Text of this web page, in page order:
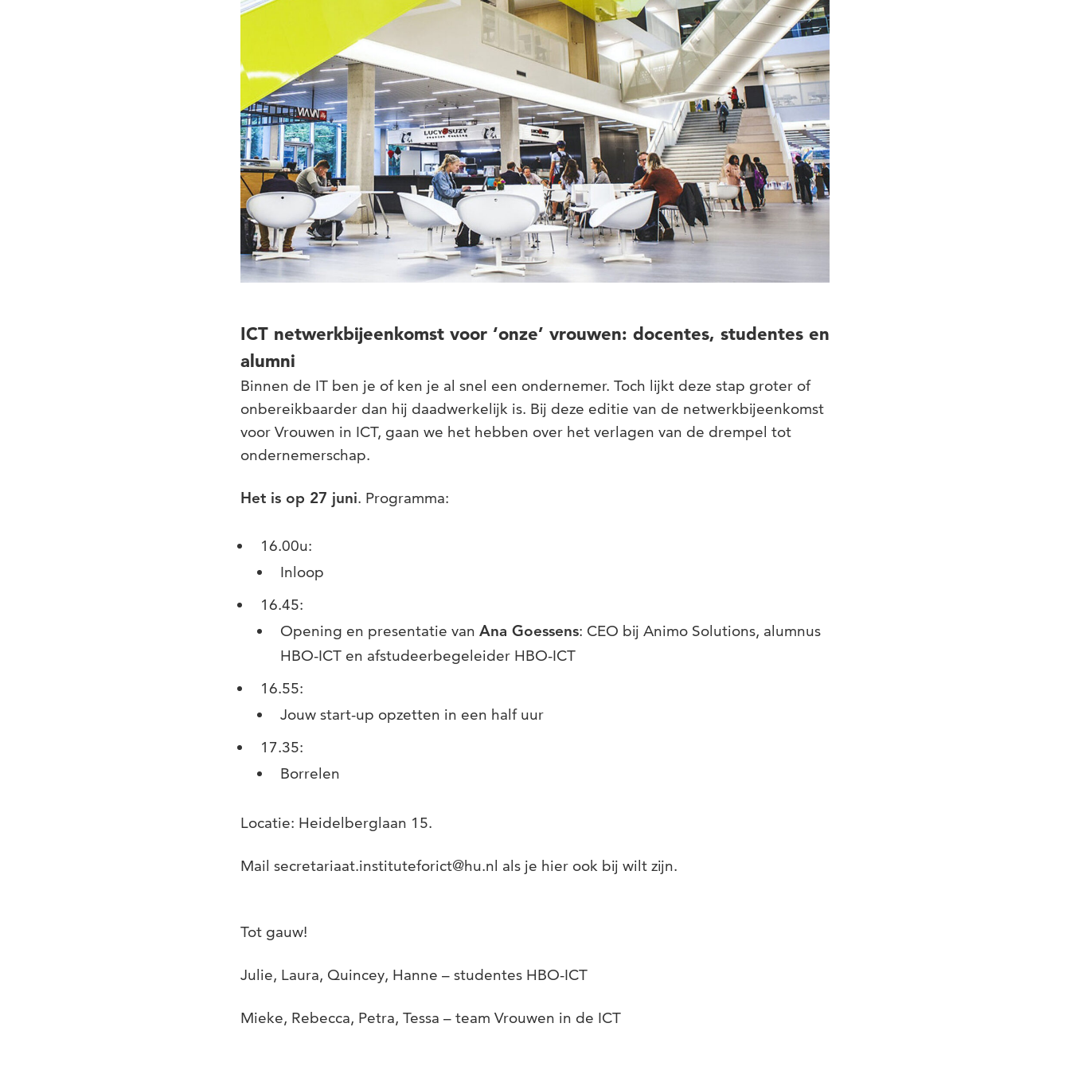
ICT netwerkbijeenkomst voor ‘onze’ vrouwen: docentes, studentes en
alumni
Binnen de IT ben je of ken je al snel een ondernemer. Toch lijkt deze stap groter of
onbereikbaarder dan hij daadwerkelijk is. Bij deze editie van de netwerkbijeenkomst
voor Vrouwen in ICT, gaan we het hebben over het verlagen van de drempel tot
ondernemerschap.
Het is op 27 juni. Programma:
16.00u:
Inloop
16.45:
Opening en presentatie van Ana Goessens: CEO bij Animo Solutions, alumnus
HBO-ICT en afstudeerbegeleider HBO-ICT
16.55:
Jouw start-up opzetten in een half uur
17.35:
Borrelen
Locatie: Heidelberglaan 15.
Mail secretariaat.instituteforict@hu.nl als je hier ook bij wilt zijn.
Tot gauw!
Julie, Laura, Quincey, Hanne – studentes HBO-ICT
Mieke, Rebecca, Petra, Tessa – team Vrouwen in de ICT